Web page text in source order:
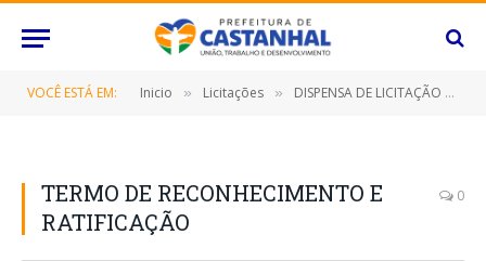
VOCÊ ESTÁ EM: Inicio » Licitações » DISPENSA DE LICITAÇÃO Nº 119/2021/FME (Locação de Imóvel)
TERMO DE RECONHECIMENTO E
RATIFICAÇÃO
0